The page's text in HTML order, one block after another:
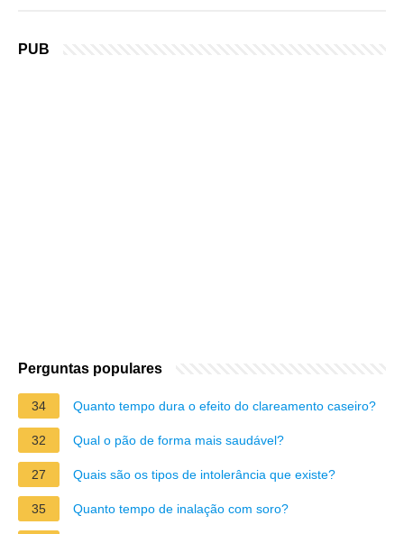
PUB
Perguntas populares
34 Quanto tempo dura o efeito do clareamento caseiro?
32 Qual o pão de forma mais saudável?
27 Quais são os tipos de intolerância que existe?
35 Quanto tempo de inalação com soro?